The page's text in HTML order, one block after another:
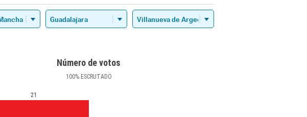
Número de votos
100%ESCRUTADO
21